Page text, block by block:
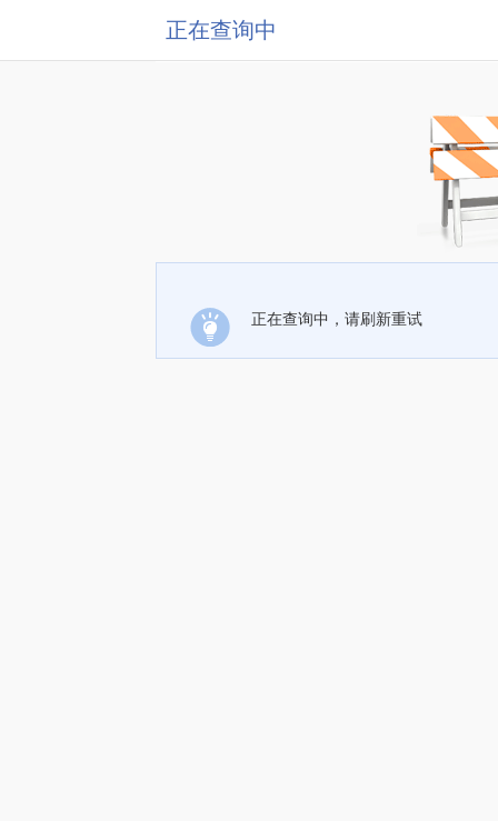
正在查询中
正在查询中，请刷新重试